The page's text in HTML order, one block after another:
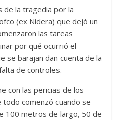
de la tragedia por la
(ex Nidera) que dejó un
las tareas
por qué ocurrió el
se barajan dan cuenta de la
de controles.
con las pericias de los
comenzó cuando se
100 metros de largo, 50 de